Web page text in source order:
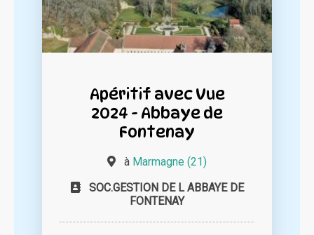
Apéritif avec Vue
2024 - Abbaye de
Fontenay
à Marmagne (21)
SOC.GESTION DE L ABBAYE DE
FONTENAY